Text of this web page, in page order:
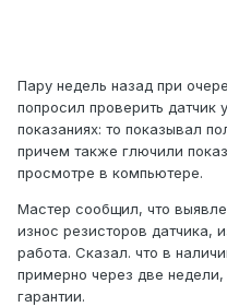
Пару недель назад при
попросил проверить датчик
показаниях: то показывал
причем также глючили
просмотре в компьютере.
Мастер сообщил, что
износ резисторов датчика,
работа. Сказал. что в
примерно через две недели,
гарантии.